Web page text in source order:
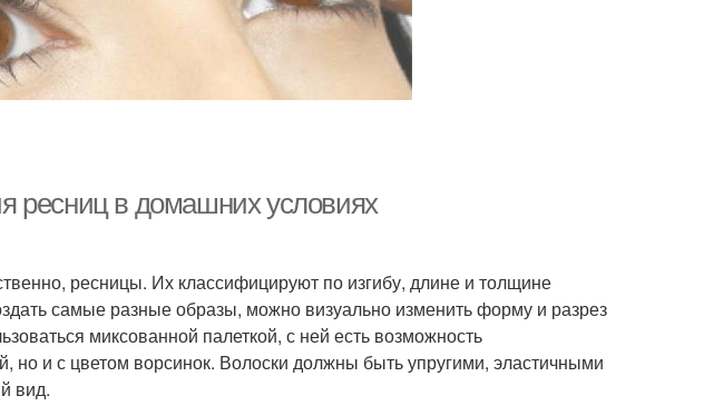
ресниц в домашних условиях
ресницы. Их классифицируют по изгибу, длине и толщине
самые разные образы, можно визуально изменить форму и разрез
миксованной палеткой, с ней есть возможность
но и с цветом ворсинок. Волоски должны быть упругими, эластичными
вид.